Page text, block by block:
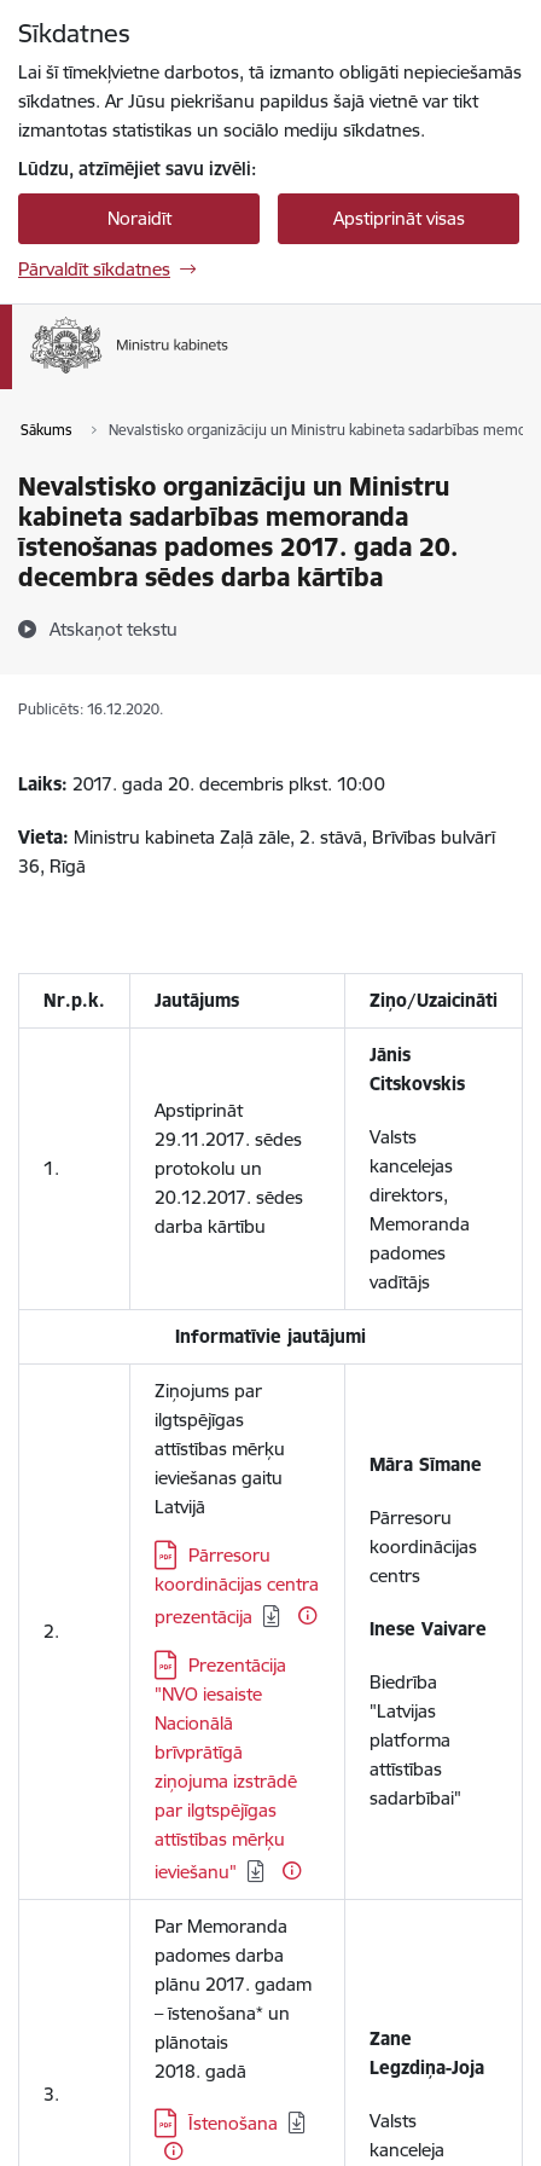
Sīkdatnes
Lai šī tīmekļvietne darbotos, tā izmanto obligāti nepieciešamās
sīkdatnes. Ar Jūsu piekrišanu papildus šajā vietnē var tikt
izmantotas statistikas un sociālo mediju sīkdatnes.
Lūdzu, atzīmējiet savu izvēli:
Noraidīt Apstiprināt visas
Pārvaldīt sīkdatnes
Sākums Nevalstisko organizāciju un Ministru kabineta sadarbības
Nevalstisko organizāciju un Ministru
kabineta sadarbības memoranda
īstenošanas padomes 2017. gada 20.
decembra sēdes darba kārtība
Atskaņot tekstu
Publicēts: 16.12.2020.
Laiks: 2017. gada 20. decembris plkst. 10:00
Vieta: Ministru kabineta Zaļā zāle, 2. stāvā, Brīvības bulvārī
36, Rīgā
Nr.p.k. Jautājums Ziņo/Uzaicināti
1.
Apstiprināt
29.11.2017. sēdes
protokolu un
20.12.2017. sēdes
darba kārtību
Jānis
Citskovskis
Valsts
kancelejas
direktors,
Memoranda
padomes
vadītājs
Informatīvie jautājumi
2.
Ziņojums par
ilgtspējīgas
attīstības mērķu
ieviešanas gaitu
Latvijā
Lejupielādēt:
Pārresoru
koordinācijas centra
prezentācija
Lejupielādēt:
Prezentācija
"NVO iesaiste
Nacionālā
brīvprātīgā
ziņojuma izstrādē
par ilgtspējīgas
attīstības mērķu
ieviešanu"
Māra Sīmane
Pārresoru
koordinācijas
centrs
Inese Vaivare
Biedrība
"Latvijas
platforma
attīstības
sadarbībai"
3.
Par Memoranda
padomes darba
plānu 2017. gadam
– īstenošana* un
plānotais
2018. gadā
Lejupielādēt:
Īstenošana
Zane
Legzdiņa-Joja
Valsts
kanceleja